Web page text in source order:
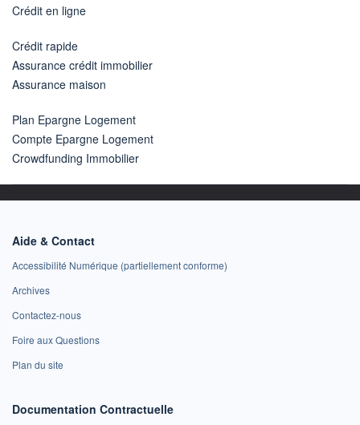
Crédit en ligne
Crédit rapide
Assurance crédit immobilier
Assurance maison
Plan Epargne Logement
Compte Epargne Logement
Crowdfunding Immobilier
Aide & Contact
Accessibilité Numérique (partiellement conforme)
Archives
Contactez-nous
Foire aux Questions
Plan du site
Documentation Contractuelle